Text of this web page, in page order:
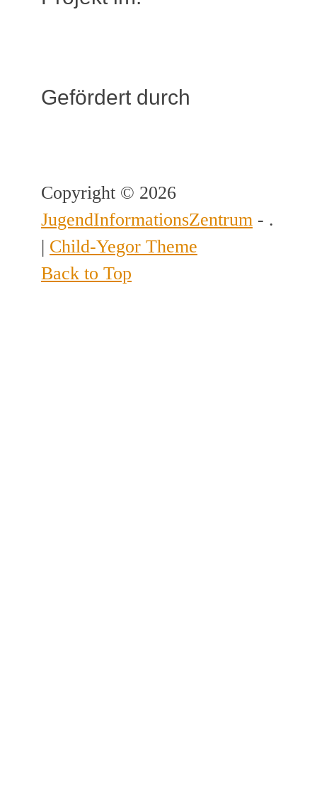
Gefördert durch
Copyright © 2026
JugendInformationsZentrum - .
| Child-Yegor Theme
Back to Top